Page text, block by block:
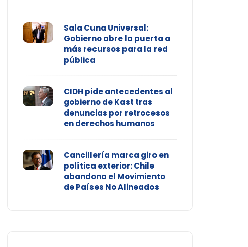
Sala Cuna Universal:
Gobierno abre la puerta a
más recursos para la red
pública
CIDH pide antecedentes al
gobierno de Kast tras
denuncias por retrocesos
en derechos humanos
Cancillería marca giro en
política exterior: Chile
abandona el Movimiento
de Países No Alineados